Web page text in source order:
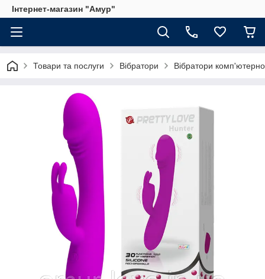
Інтернет-магазин "Амур"
Товари та послуги Вібратори Вібратори